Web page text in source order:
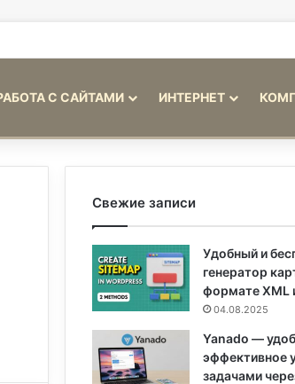
С САЙТАМИ ИНТЕРНЕТ
Свежие записи
Удобный и
генератор
формате XML
04.08.2025
Yanado —
эффективное
задачами